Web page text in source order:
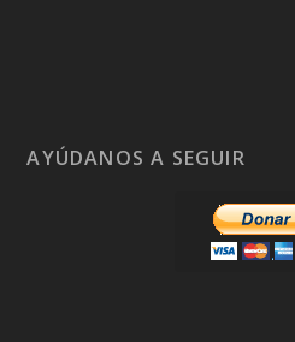
AYÚDANOS A SEGUIR